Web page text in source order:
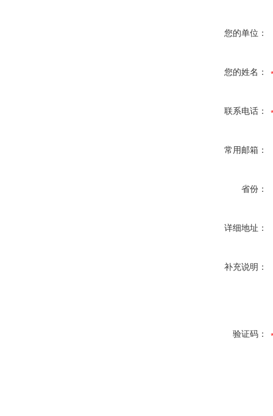
您的单位：
您的姓名：
联系电话：
常用邮箱：
省份：
详细地址：
补充说明：
验证码：